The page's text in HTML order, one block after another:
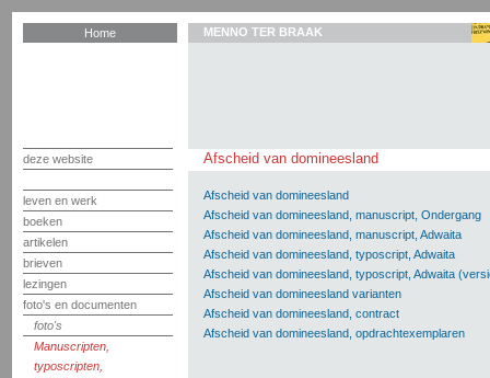
Home
deze website
leven en werk
boeken
artikelen
brieven
lezingen
foto's en documenten
foto's
Manuscripten,
typoscripten,
MENNO TER BRAAK
Afscheid van domineesland
Afscheid van domineesland
Afscheid van domineesland, manuscript, Ondergang
Afscheid van domineesland, manuscript, Adwaita
Afscheid van domineesland, typoscript, Adwaita
Afscheid van domineesland, typoscript, Adwaita
Afscheid van domineesland varianten
Afscheid van domineesland, contract
Afscheid van domineesland, opdrachtexemplaren